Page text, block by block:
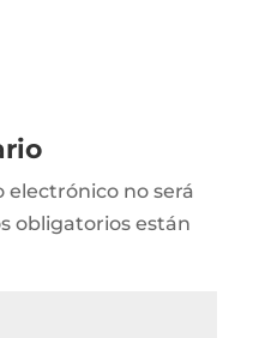
electrónico no será
obligatorios están